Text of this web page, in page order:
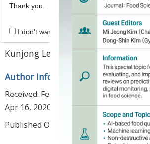
Nutritional
retention rates of carrots
different cooking
Kunjong Lee Heajung Chung1,2,*
Author Information & Copyright▼
Received: Feb 06, 2020 ; Revised:Apr 02,
Apr 16, 2020
Published Online: Jun 30, 2020
Thank you.
I don't want to open this window for a day.